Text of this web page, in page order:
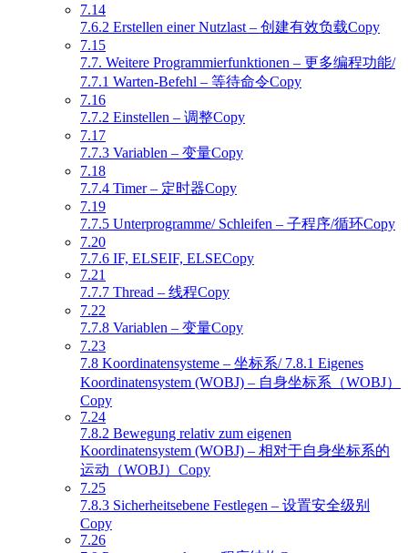
7.14
7.6.2 Erstellen einer Nutzlast – 创建有效负载Copy
7.15
7.7. Weitere Programmierfunktionen – 更多编程功能/
7.7.1 Warten-Befehl – 等待命令Copy
7.16
7.7.2 Einstellen – 调整Copy
7.17
7.7.3 Variablen – 变量Copy
7.18
7.7.4 Timer – 定时器Copy
7.19
7.7.5 Unterprogramme/ Schleifen – 子程序/循环Copy
7.20
7.7.6 IF, ELSEIF, ELSECopy
7.21
7.7.7 Thread – 线程Copy
7.22
7.7.8 Variablen – 变量Copy
7.23
7.8 Koordinatensysteme – 坐标系/ 7.8.1 Eigenes
Koordinatensystem (WOBJ) – 自身坐标系（WOBJ）
Copy
7.24
7.8.2 Bewegung relativ zum eigenen
Koordinatensystem (WOBJ) – 相对于自身坐标系的
运动（WOBJ）Copy
7.25
7.8.3 Sicherheitsebene Festlegen – 设置安全级别
Copy
7.26